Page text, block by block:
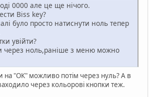
0000 але це ще нічого.
Biss key?
було просто натиснути ноль тепер
увійти?
через ноль,раніше з меню можно
на "ОК" можливо потім через нуль? А в
через кольорові кнопки теж.